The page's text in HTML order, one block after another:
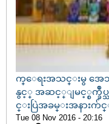
က္ေရးအသင္းမွ အေသ
နွင့္ အဆင့္ျမင့္စက္ခ်ဳပ္သ
င္းပြဲအခမ္းအနားက်င္
Tue 08 Nov 2016 - 20:16